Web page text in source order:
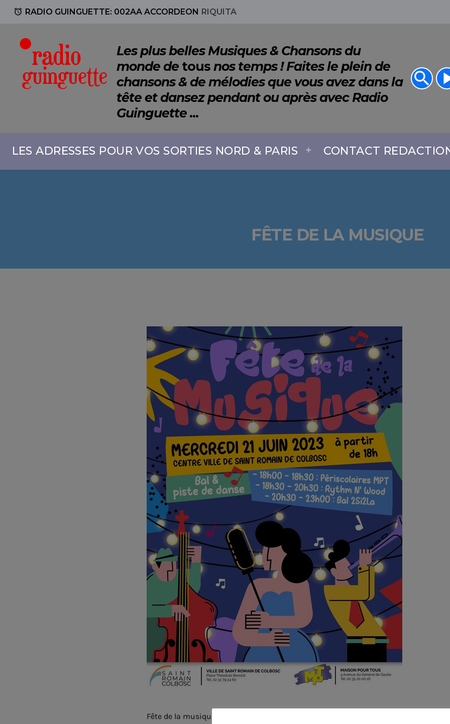
access_alarm RADIO GUINGUETTE: 002AA ACCORDEON RIQUITA
Les plus belles Musiques & Chansons du
monde de tous nos temps ! Faites le plein de
chansons & de mélodies que vous avez dans la
tête et dansez pendant ou après avec Radio
Guinguette ...
LES ADRESSES POUR VOS SORTIES NORD & PARIS CONTACT
search
FÊTE DE LA MUSIQUE
Fête de la musique